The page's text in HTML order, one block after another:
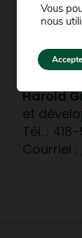
Julie
Tél. :
Région
Harold
et
Tél. :
Courriel :
Vous
nous